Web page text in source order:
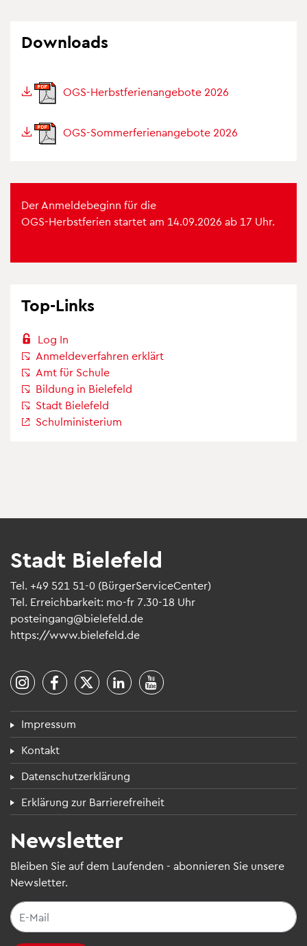
Down­loads
OGS-Herbst­fe­ri­en­an­ge­bote 2026
OGS-Som­mer­fe­ri­en­an­ge­bote 2026
Der Anmel­de­be­ginn für die
OGS-Herbst­fe­rien star­tet am 14.09.2026 ab 17 Uhr.
Top-Links
Log In
Anmel­de­ver­fah­ren erklärt
Amt für Schule
Bil­dung in Bie­le­feld
Stadt Bie­le­feld
Schul­mi­nis­te­rium
Stadt Bie­le­feld
Tel. +49 521 51-0 (Bür­ger­Ser­vice­Cen­ter)
Tel. Erreich­bar­keit: mo-fr 7.30-18 Uhr
post­ein­gang@​bielefeld.​de
https://​www.​bielefeld.​de
Fuß­zei­len­menü
Impres­sum
Kon­takt
Daten­schutz­er­klä­rung
Erklä­rung zur Bar­rie­re­frei­heit
News­let­ter
Blei­ben Sie auf dem Lau­fen­den - abon­nie­ren Sie unsere
News­let­ter.